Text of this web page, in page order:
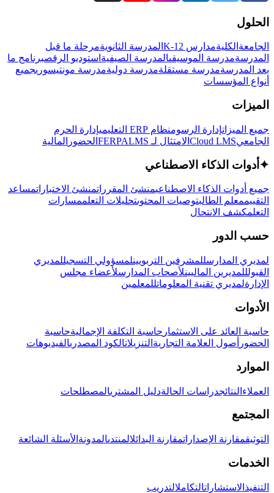
الحلول
الجامعة الكليةمدارس K-12 المدرسة الثانويةمرحلة ما قبل
المدرسةمدرسة الموسيقىالمدرسة الصيفية استوديو الرقصبرنامج ما
بعد المدرسةمدرسة مستقلةمدرسة دوليةمدرسة مونتيسوريجميع
أنواع المؤسسات
الميزات
جميع الميزاتإدارة الرسومنظام ERP التعليمي
إدارة الحرم
الجامعيCloud LMS الامتثال لـ FERPA LMS الحضور المالية
✦ أدوات الذكاء الاصطناعي
جميع أدوات الذكاء الاصطناعيمنشئ المقرراتمنشئ الاختباراتمساعد
التقييممعلم الطالبتوصيات المحتوىتحليلات التعلممسارات
التعلمكشف الانتحال
حسب الدور
لمديري المدارسللمشرفين التربويينلمسؤولي التسجيللمديري
القبولللمديرين الماليينلأصحاب المدارسلأعضاء مجلس
الإدارةلمديري تقنية المعلوماتللمعلمين
الأدوات
حاسبة العائد على الاستثمار حاسبة التكلفة الإجماليةحاسبة
الحضور أصول العلامة التجارية التنزيلاتالكود المصدريالفيديوهات
الموارد
العملاء النتائجدراسات الحالةدليل المشتريالمصطلحات
المجتمع
التوثيقمقارنة الإصداراتمقارنة البدائلالمنتدىالمدونة الأسئلة الشائعة
الخدمات
التنفيذ الاستشاراتالتكاملالتدريب